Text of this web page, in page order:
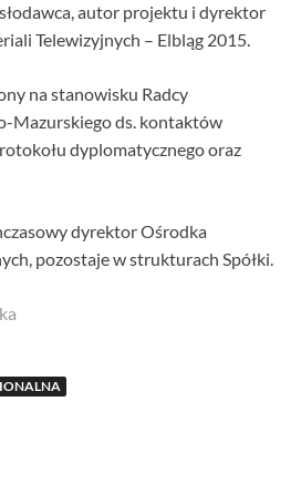
autor projektu i dyrektor
Telewizyjnych – Elbląg 2015.
na stanowisku Radcy
Mazurskiego ds. kontaktów
dyplomatycznego oraz
dyrektor Ośrodka
pozostaje w strukturach Spółki.